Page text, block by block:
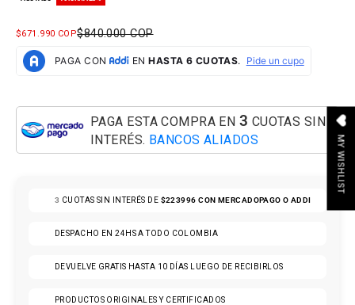
PRECIO DE OFERTA
$671.990 COPPRECIO NORMAL
$840.000 COP
PAGA ESTA COMPRA EN 3 CUOTAS SIN
INTERÉS. BANCOS ALIADOS
3 CUOTAS SIN INTERÉS DE $223996CON MERCADOPAGO O ADDI
DESPACHO EN 24HS A TODO COLOMBIA
DEVUELVE GRATIS HASTA 10 DÍAS LUEGO DE RECIBIRLOS
PRODUCTOS ORIGINALES Y CERTIFICADOS
MY WISHLIST